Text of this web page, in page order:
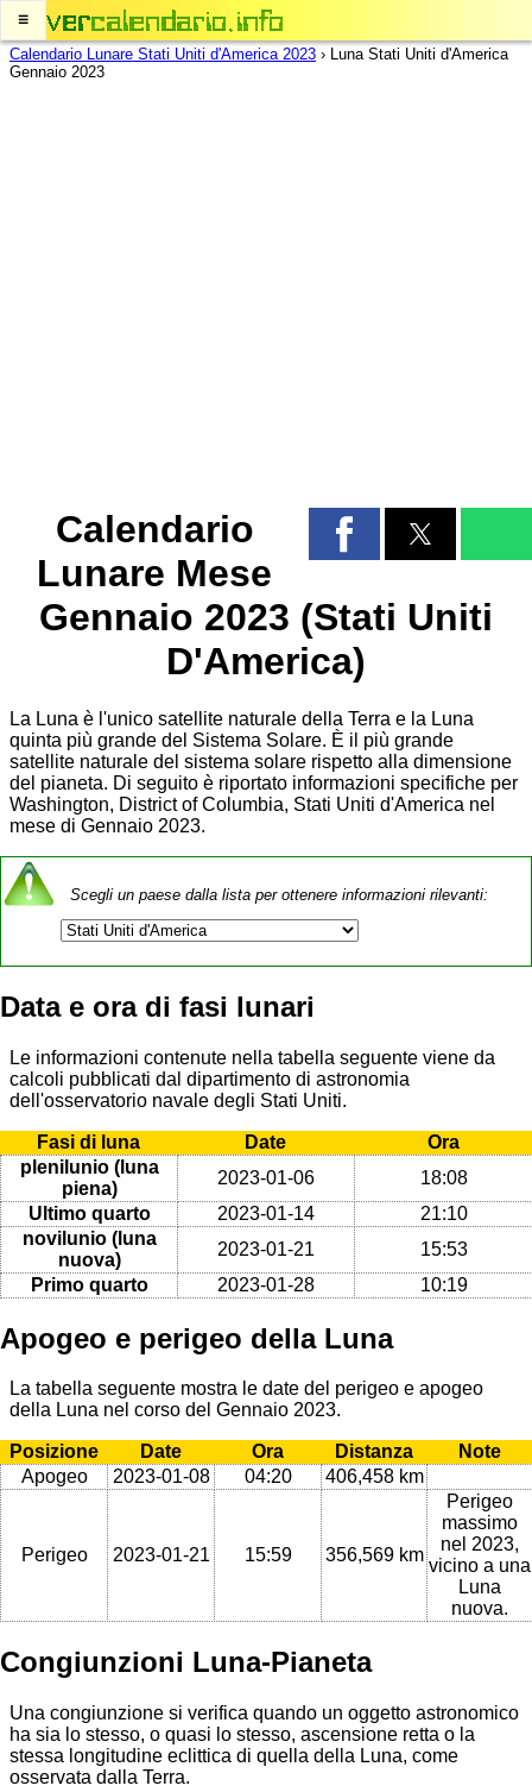
≡
Calendario Lunare Stati Uniti d'America 2023 › Luna Stati Uniti d'America
Gennaio 2023
Calendario
Lunare Mese
Gennaio 2023 (Stati Uniti
D'America)
La Luna è l'unico satellite naturale della Terra e la Luna
quinta più grande del Sistema Solare. È il più grande
satellite naturale del sistema solare rispetto alla dimensione
del pianeta. Di seguito è riportato informazioni specifiche per
Washington, District of Columbia, Stati Uniti d'America nel
mese di Gennaio 2023.
Scegli un paese dalla lista per ottenere informazioni rilevanti:
Data e ora di fasi lunari
Le informazioni contenute nella tabella seguente viene da
calcoli pubblicati dal dipartimento di astronomia
dell'osservatorio navale degli Stati Uniti.
Fasi di luna Date
Ora
plenilunio (luna
piena)
2023-01-06
18:08
Ultimo quarto
2023-01-14
21:10
novilunio (luna
nuova)
2023-01-21
15:53
Primo quarto
2023-01-28 10:19
Apogeo e perigeo della Luna
La tabella seguente mostra le date del perigeo e apogeo
della Luna nel corso del Gennaio 2023.
Posizione Date Ora Distanza
Note
Apogeo
2023-01-08 04:20 406,458 km
Perigeo 2023-01-21 15:59 356,569 km
Perigeo
massimo
nel 2023,
vicino a una
Luna
nuova.
Congiunzioni Luna-Pianeta
Una congiunzione si verifica quando un oggetto astronomico
ha sia lo stesso, o quasi lo stesso, ascensione retta o la
stessa longitudine eclittica di quella della Luna, come
osservata dalla Terra.